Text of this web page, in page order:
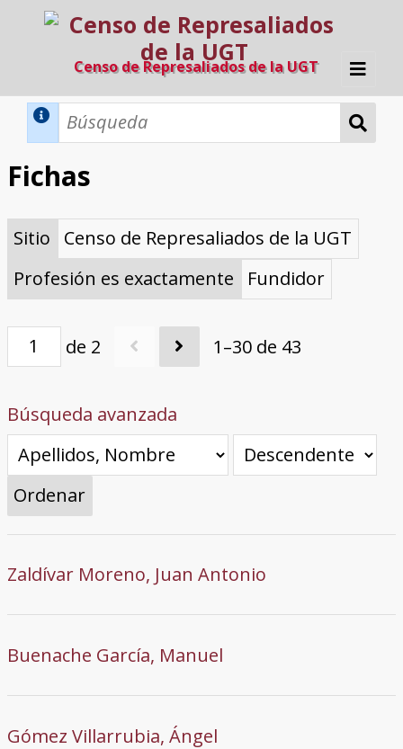
Censo de Represaliados de la UGT
Inicio
Directorio A-Z
Provincias de nacimiento
Profesión
Cárceles
Condenados a muerte
Condenados a muerte (con busca
dinámica)
Ejecutados
El proyecto
Razones y objetivos
El equipo
Colaboradores
Fuentes documentales
Fichas
Sitio
Censo de Represaliados de la UGT
Profesión es exactamente
Fundidor
de 2 1–30 de 43
Búsqueda avanzada
Ordenar
Zaldívar Moreno, Juan Antonio
Buenache García, Manuel
Gómez Villarrubia, Ángel